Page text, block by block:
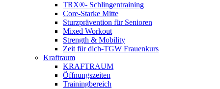
TRX®- Schlingentraining
Core-Starke Mitte
Sturzprävention für Senioren
Mixed Workout
Strength & Mobility
Zeit für dich-TGW Frauenkurs
Kraftraum
KRAFTRAUM
Öffnungszeiten
Trainingbereich